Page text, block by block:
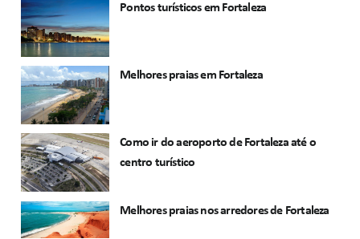
Pontos turísticos em Fortaleza
Melhores praias em Fortaleza
Como ir do aeroporto de Fortaleza até o
centro turístico
Melhores praias nos arredores de Fortaleza